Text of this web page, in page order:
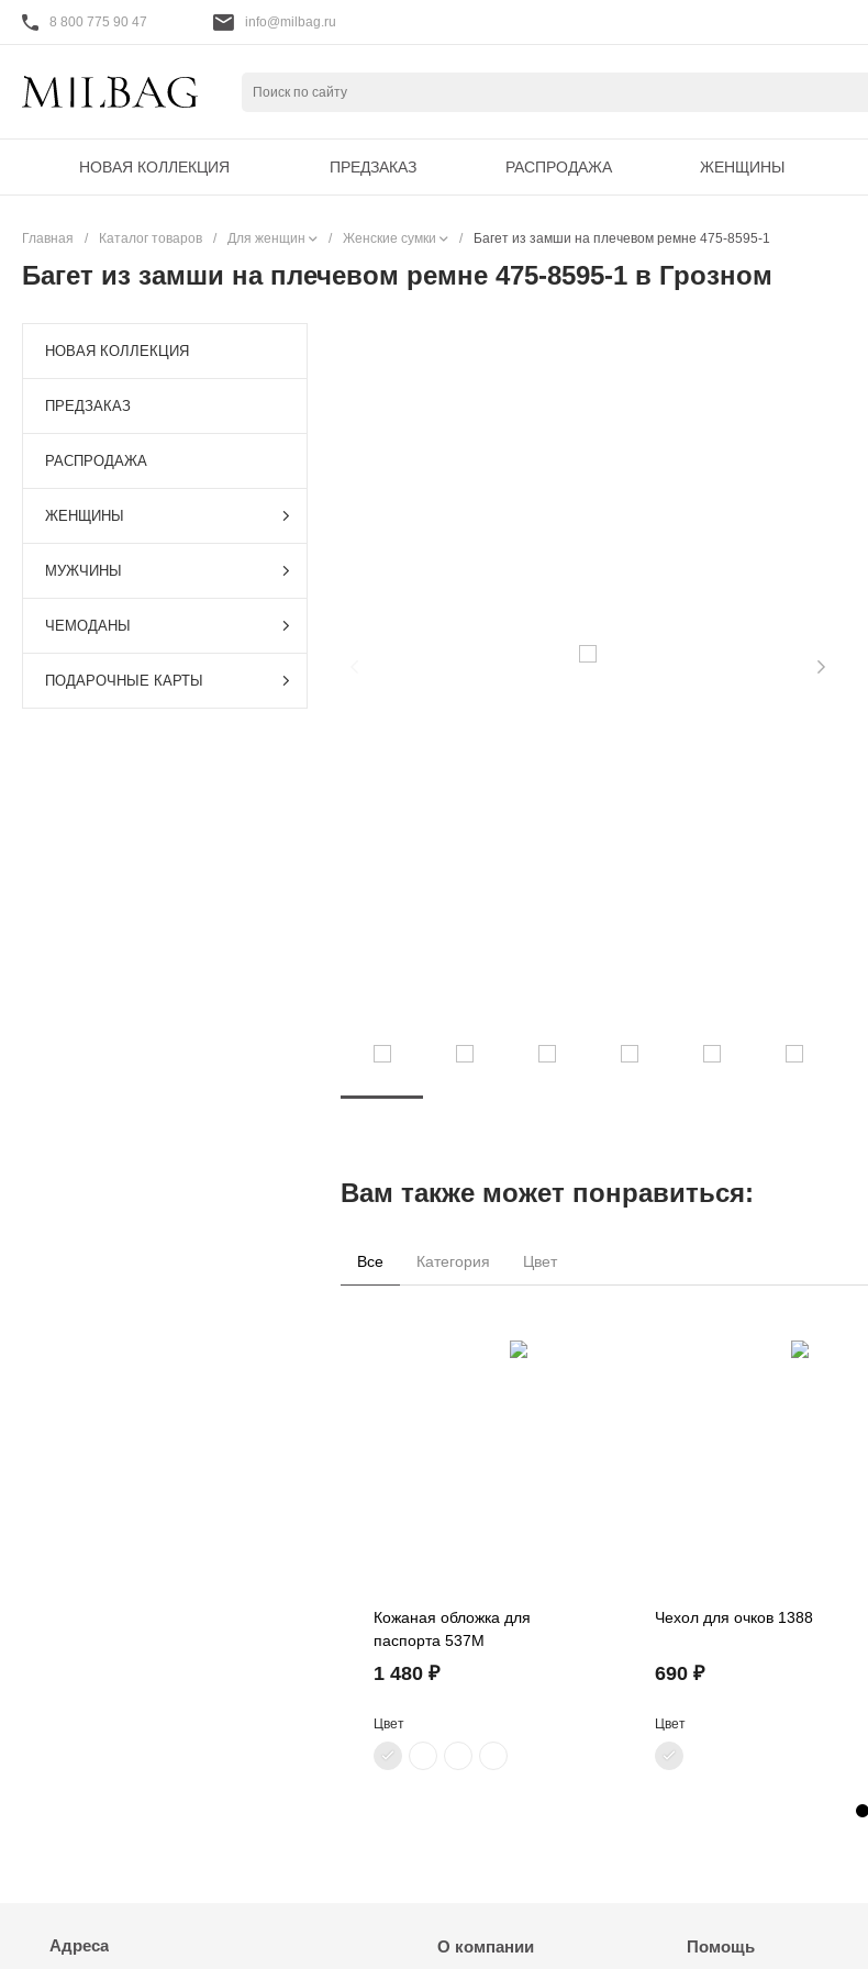
8 800 775 90 47 info@milbag.ru
НОВАЯ КОЛЛЕКЦИЯ ПРЕДЗАКАЗ РАСПРОДАЖА ЖЕНЩИНЫ
Главная / Каталог товаров / Для женщин / Женские сумки / Багет из замши на плечевом ремне 475-8595-1
Багет из замши на плечевом ремне 475-8595-1 в Грозном
НОВАЯ КОЛЛЕКЦИЯ
ПРЕДЗАКАЗ
РАСПРОДАЖА
ЖЕНЩИНЫ
МУЖЧИНЫ
ЧЕМОДАНЫ
ПОДАРОЧНЫЕ КАРТЫ
Вам также может понравиться:
Все Категория Цвет
Кожаная обложка для
паспорта 537M
1 480 ₽
Цвет
Чехол для очков 1388
690 ₽
Цвет
Адреса О компании Помощь